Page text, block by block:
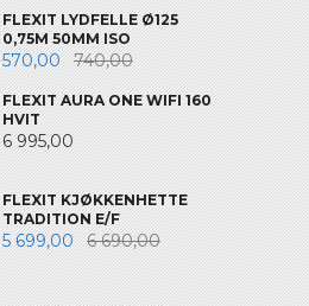
FLEXIT LYDFELLE Ø125
0,75M 50MM ISO
570,00 740,00
FLEXIT AURA ONE WIFI 160
HVIT
6 995,00
FLEXIT KJØKKENHETTE
TRADITION E/F
5 699,00 6 690,00